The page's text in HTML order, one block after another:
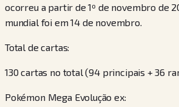
ocorreu a partir de 1º de novembro de
mundial foi em 14 de novembro.
Total de cartas:
130 cartas no total (94 principais + 36
Pokémon Mega Evolução ex: